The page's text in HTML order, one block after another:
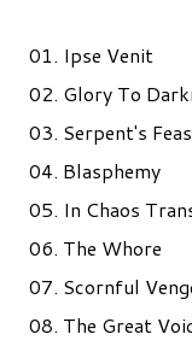
01. Ipse Venit
02. Glory To
03. Serpent's
04. Blasphemy
05. In Chaos
06. The Whore
07. Scornful
08. The Great